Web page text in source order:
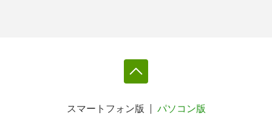
スマートフォン版 パソコン版